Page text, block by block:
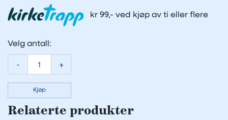
kr 99,- ved kjøp av ti eller flere
Velg antall:
- +
Kjøp
Relaterte produkter